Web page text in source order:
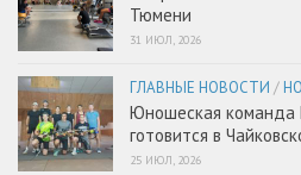
Тюмени
31 ИЮЛ, 2026
ГЛАВНЫЕ НОВОСТИ /
Юношеская команда
готовится в
25 ИЮЛ, 2026